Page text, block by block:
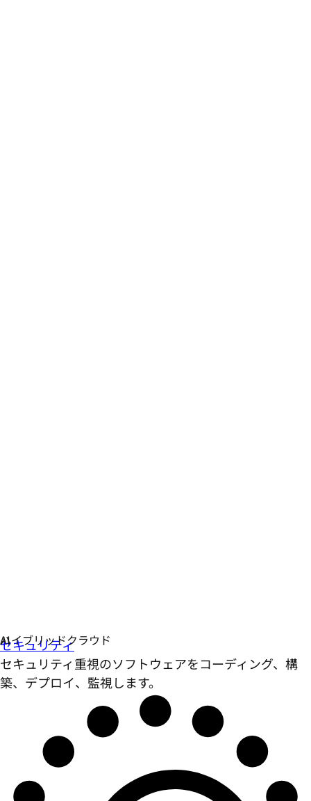
セキュリティ
セキュリティ重視のソフトウェアをコーディング、構
築、デプロイ、監視します。